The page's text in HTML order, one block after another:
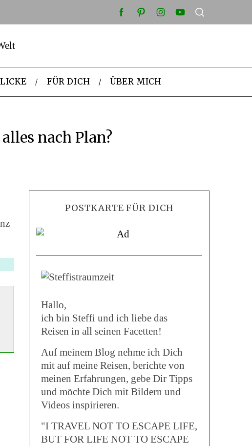
FÜR DICH ÜBER MICH
nach Plan?
POSTKARTE FÜR DICH
Hallo,
ich bin Steffi und ich liebe das
Reisen in all seinen Facetten!
Auf meinem Blog nehme ich Dich
mit auf meine Reisen, berichte von
meinen Erfahrungen, gebe Dir Tipps
und möchte Dich mit Bildern und
Videos inspirieren.
"I TRAVEL NOT TO ESCAPE LIFE,
BUT FOR LIFE NOT TO ESCAPE